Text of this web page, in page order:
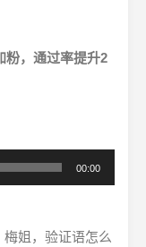
粉，通过率提升2
00:00
姐，验证语怎么